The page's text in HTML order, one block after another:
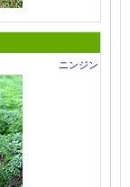
ニンジン